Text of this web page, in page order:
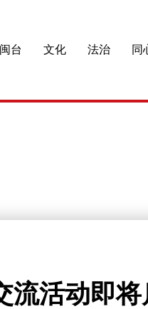
闽台 文化 法治 同
流活动即